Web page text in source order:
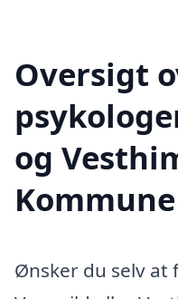
Oversigt
og
Kommune
Ønsker du selv at